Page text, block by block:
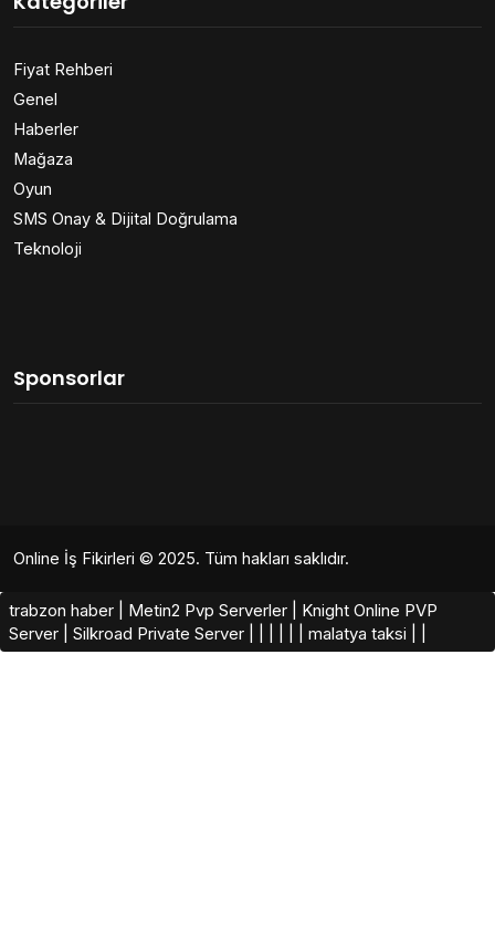
Fiyat Rehberi
Genel
Haberler
Mağaza
Oyun
SMS Onay & Dijital Doğrulama
Teknoloji
Sponsorlar
Online İş Fikirleri © 2025. Tüm hakları saklıdır.
trabzon haber Metin2 Pvp Serverler
Knight Online PVP
Server
Silkroad Private Server​ malatya taksi